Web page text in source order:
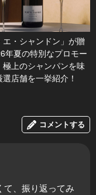
エ・シャンドン」が贈
年夏の特別なプロモー
極上のシャンパンを味
店舗を一挙紹介！
コメントする
て、振り返ってみ